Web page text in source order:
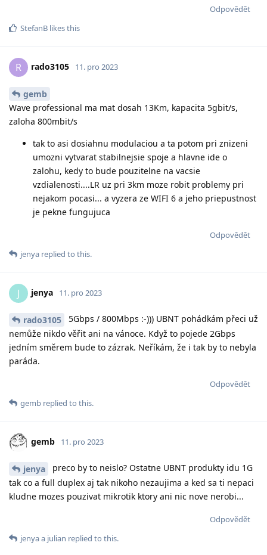
Odpovědět
StefanB likes this
R rado3105 11. pro 2023
gemb
Wave professional ma mat dosah 13Km, kapacita 5gbit/s,
zaloha 800mbit/s
tak to asi dosiahnu modulaciou a ta potom pri znizeni
umozni vytvarat stabilnejsie spoje a hlavne ide o
zalohu, kedy to bude pouzitelne na vacsie
vzdialenosti....LR uz pri 3km moze robit problemy pri
nejakom pocasi... a vyzera ze WIFI 6 a jeho priepustnost
je pekne fungujuca
Odpovědět
jenya replied to this.
J jenya 11. pro 2023
rado3105
5Gbps / 800Mbps :-))) UBNT pohádkám přeci už
nemůže nikdo věřit ani na vánoce. Když to pojede 2Gbps
jedním směrem bude to zázrak. Neříkám, že i tak by to nebyla
paráda.
Odpovědět
gemb replied to this.
gemb 11. pro 2023
jenya
preco by to neislo? Ostatne UBNT produkty idu 1G
tak co a full duplex aj tak nikoho nezaujima a ked sa ti nepaci
kludne mozes pouzivat mikrotik ktory ani nic nove nerobi...
Odpovědět
jenyaa julian replied to this.